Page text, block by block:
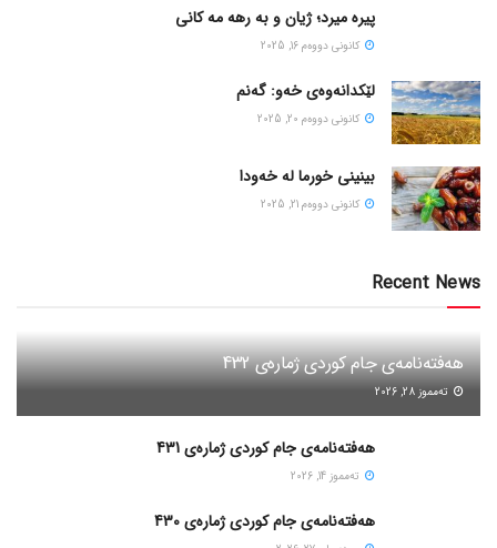
پیره میرد؛ ژیان و به رهه مه کانی
كانونی دووه‌م 16, 2025
لێکدانەوەی خەو: گەنم
كانونی دووه‌م 20, 2025
بینینی خورما لە خەودا
كانونی دووه‌م 21, 2025
Recent News
هەفتەنامەی جام کوردی ژمارەی 432
ته‌مموز 28, 2026
هەفتەنامەی جام کوردی ژمارەی 431
ته‌مموز 14, 2026
هەفتەنامەی جام کوردی ژمارەی 430